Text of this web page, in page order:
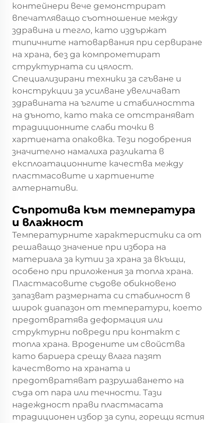
контейнери вече демонстрират
впечатляващо съотношение между
здравина и тегло, като издържат
типичните натоварвания при сервиране
на храна, без да компрометират
структурната си цялост.
Специализирани техники за сгъване и
конструкции за усилване увеличават
здравината на ъглите и стабилността
на дъното, като така се отстраняват
традиционните слаби точки в
хартиената опаковка. Тези подобрения
значително намалиха разликата в
експлоатационните качества между
пластмасовите и хартиените
алтернативи.
Съпротива към температура
и влажност
Температурните характеристики са от
решаващо значение при избора на
материала за кутии за храна за вкъщи,
особено при приложения за топла храна.
Пластмасовите съдове обикновено
запазват размерната си стабилност в
широк диапазон от температури, което
предотвратява деформация или
структурни повреди при контакт с
топла храна. Вродените им свойства
като бариера срещу влага пазят
качеството на храната и
предотвратяват разрушаването на
съда от пара или течности. Тази
надеждност прави пластмасата
традиционен избор за супи, горещи ястия